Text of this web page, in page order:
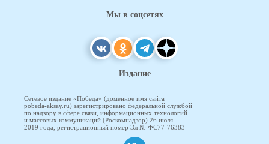
Мы в соцсетях
Издание
Сетевое издание «Победа» (доменное имя сайта
pobeda-aksay.ru) зарегистрировано федеральной службой
по надзору в сфере связи, информационных технологий
и массовых коммуникаций (Роскомнадзор) 26 июля
2019 года, регистрационный номер Эл № ФС77-76383